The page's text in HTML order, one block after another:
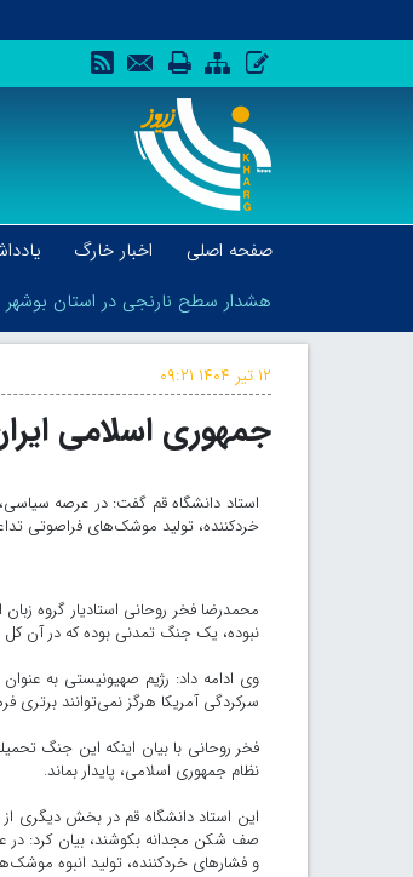
صفحه اصلی اخبار خارگ
هشدار سطح نارنجی در استان
هشدار سطح نارنجی در استان
۱۲ تیر ۱۴۰۴ ۰۹:۲۱
جمهوری اسلامی
استاد دانشگاه قم گفت: در عرصه
خردکننده، تولید موشک‌های فراصوتی
نبوده، یک جنگ تمدنی بوده که در آن
وی ادامه داد: رژیم صهیونیستی به
سرکردگی آمریکا هرگز نمی‌توانند برتری
فخر روحانی با بیان اینکه این جنگ
نظام جمهوری اسلامی، پایدار بماند.
این استاد دانشگاه قم در بخش دیگری
صف شکن مجدانه بکوشند، بیان کرد: در
و فشارهای خردکننده، تولید انبوه